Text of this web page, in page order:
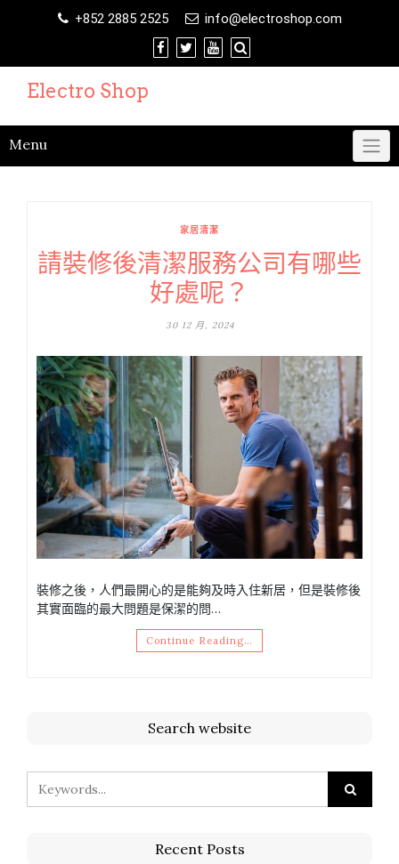
+852 2885 2525 info@electroshop.com
Electro Shop
Menu
家居清潔
請裝修後清潔服務公司有哪些
好處呢？
30 12 月, 2024
裝修之後，人們最開心的是能夠及時入住新居，但是裝修後
其實面臨的最大問題是保潔的問…
Continue Reading…
Search website
Recent Posts